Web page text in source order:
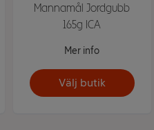
Mannamål Jordgubb
165g ICA
Mer info
Välj butik